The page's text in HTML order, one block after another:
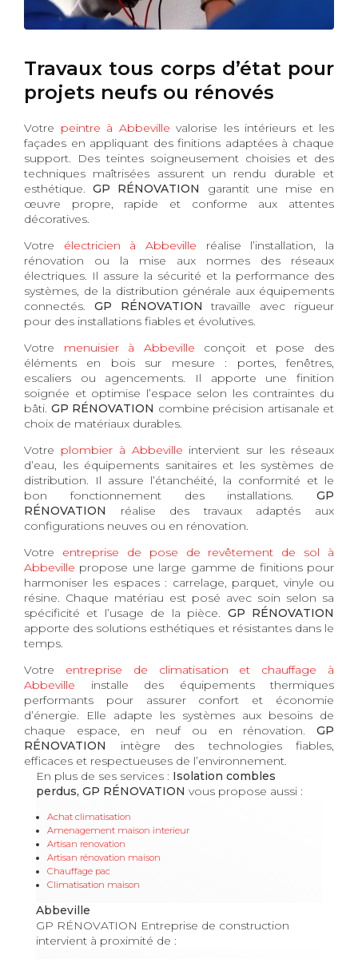
Travaux tous corps d’état pour
projets neufs ou rénovés
Votre peintre à Abbeville valorise les intérieurs et les
façades en appliquant des finitions adaptées à chaque
support. Des teintes soigneusement choisies et des
techniques maîtrisées assurent un rendu durable et
esthétique.GP RÉNOVATION
garantit une mise en
œuvre propre, rapide et conforme aux attentes
décoratives.
Votre électricien à Abbeville réalise l’installation, la
rénovation ou la mise aux normes des réseaux
électriques. Il assure la sécurité et la performance des
systèmes, de la distribution générale aux équipements
connectés. GP RÉNOVATION travaille avec rigueur
pour des installations fiables et évolutives.
Votre menuisier à Abbeville conçoit et pose des
éléments en bois sur mesure : portes, fenêtres,
escaliers ou agencements. Il apporte une finition
soignée et optimise l’espace selon les contraintes du
bâti. GP RÉNOVATION combine précision artisanale et
choix de matériaux durables.
Votre plombier à Abbeville intervient sur les réseaux
d’eau, les équipements sanitaires et les systèmes de
distribution. Il assure l’étanchéité, la conformité et le
bon fonctionnement des installations. GP
RÉNOVATION
réalise des travaux adaptés aux
configurations neuves ou en rénovation.
Votre entreprise de pose de revêtement de sol à
Abbeville propose une large gamme de finitions pour
harmoniser les espaces : carrelage, parquet, vinyle ou
résine. Chaque matériau est posé avec soin selon sa
spécificité et l’usage de la pièce. GP RÉNOVATION
apporte des solutions esthétiques et résistantes dans le
temps.
Votre entreprise de climatisation et chauffage à
Abbeville installe des équipements thermiques
performants pour assurer confort et économie
d’énergie. Elle adapte les systèmes aux besoins de
chaque espace, en neuf ou en rénovation. GP
RÉNOVATION
intègre des technologies fiables,
efficaces et respectueuses de l’environnement.
En plus de ses services : Isolation combles
perdus, GP RÉNOVATION vous propose aussi :
Achat climatisation
Amenagement maison interieur
Artisan renovation
Artisan rénovation maison
Chauffage pac
Climatisation maison
Abbeville
GP RÉNOVATION Entreprise de construction
intervient à proximité de :